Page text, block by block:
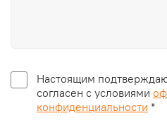
Настоящим
согласен с условиями
конфиденциальности *